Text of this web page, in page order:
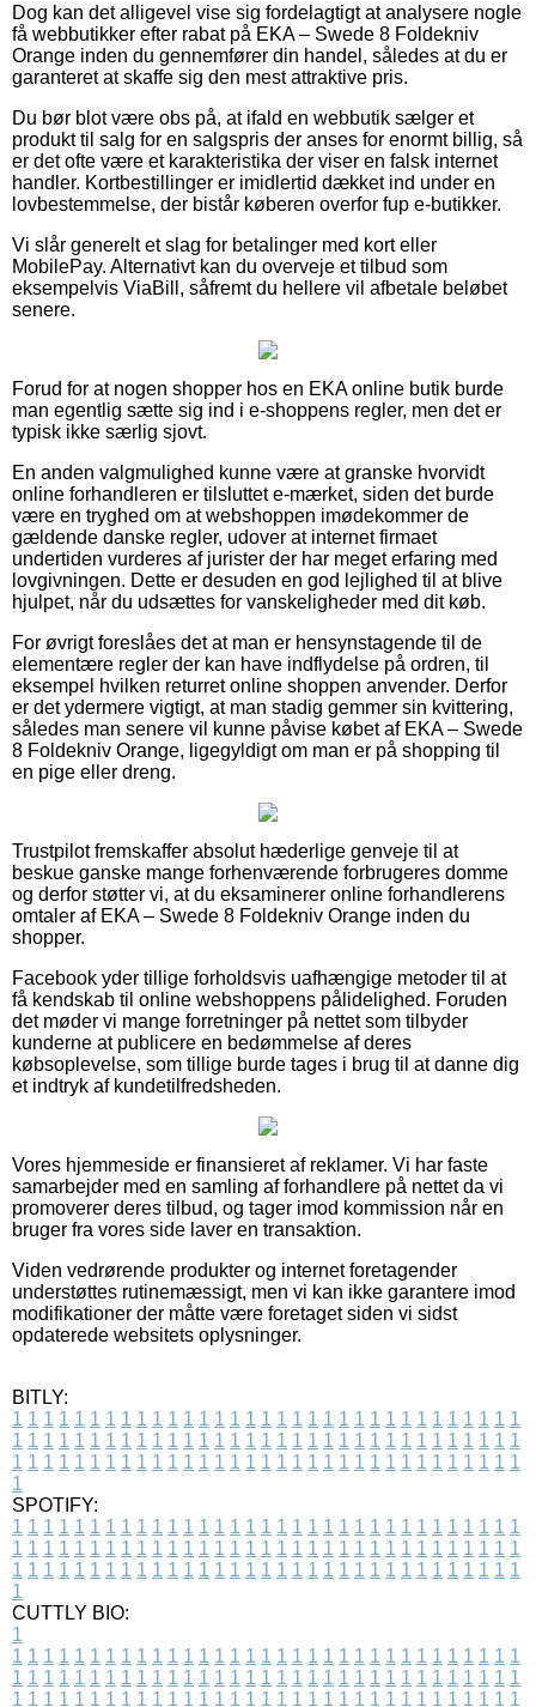
Dog kan det alligevel vise sig fordelagtigt at analysere nogle
få webbutikker efter rabat på EKA – Swede 8 Foldekniv
Orange inden du gennemfører din handel, således at du er
garanteret at skaffe sig den mest attraktive pris.
Du bør blot være obs på, at ifald en webbutik sælger et
produkt til salg for en salgspris der anses for enormt billig, så
er det ofte være et karakteristika der viser en falsk internet
handler. Kortbestillinger er imidlertid dækket ind under en
lovbestemmelse, der bistår køberen overfor fup e-butikker.
Vi slår generelt et slag for betalinger med kort eller
MobilePay. Alternativt kan du overveje et tilbud som
eksempelvis ViaBill, såfremt du hellere vil afbetale beløbet
senere.
Forud for at nogen shopper hos en EKA online butik burde
man egentlig sætte sig ind i e-shoppens regler, men det er
typisk ikke særlig sjovt.
En anden valgmulighed kunne være at granske hvorvidt
online forhandleren er tilsluttet e-mærket, siden det burde
være en tryghed om at webshoppen imødekommer de
gældende danske regler, udover at internet firmaet
undertiden vurderes af jurister der har meget erfaring med
lovgivningen. Dette er desuden en god lejlighed til at blive
hjulpet, når du udsættes for vanskeligheder med dit køb.
For øvrigt foreslåes det at man er hensynstagende til de
elementære regler der kan have indflydelse på ordren, til
eksempel hvilken returret online shoppen anvender. Derfor
er det ydermere vigtigt, at man stadig gemmer sin kvittering,
således man senere vil kunne påvise købet af EKA – Swede
8 Foldekniv Orange, ligegyldigt om man er på shopping til
en pige eller dreng.
Trustpilot fremskaffer absolut hæderlige genveje til at
beskue ganske mange forhenværende forbrugeres domme
og derfor støtter vi, at du eksaminerer online forhandlerens
omtaler af EKA – Swede 8 Foldekniv Orange inden du
shopper.
Facebook yder tillige forholdsvis uafhængige metoder til at
få kendskab til online webshoppens pålidelighed. Foruden
det møder vi mange forretninger på nettet som tilbyder
kunderne at publicere en bedømmelse af deres
købsoplevelse, som tillige burde tages i brug til at danne dig
et indtryk af kundetilfredsheden.
Vores hjemmeside er finansieret af reklamer. Vi har faste
samarbejder med en samling af forhandlere på nettet da vi
promoverer deres tilbud, og tager imod kommission når en
bruger fra vores side laver en transaktion.
Viden vedrørende produkter og internet foretagender
understøttes rutinemæssigt, men vi kan ikke garantere imod
modifikationer der måtte være foretaget siden vi sidst
opdaterede websitets oplysninger.
BITLY:
1 1 1 1 1 1 1 1 1 1 1 1 1 1 1 1 1 1 1 1 1 1 1 1 1 1 1 1 1 1 1 1 1
1 1 1 1 1 1 1 1 1 1 1 1 1 1 1 1 1 1 1 1 1 1 1 1 1 1 1 1 1 1 1 1 1
1 1 1 1 1 1 1 1 1 1 1 1 1 1 1 1 1 1 1 1 1 1 1 1 1 1 1 1 1 1 1 1 1
1
SPOTIFY:
1 1 1 1 1 1 1 1 1 1 1 1 1 1 1 1 1 1 1 1 1 1 1 1 1 1 1 1 1 1 1 1 1
1 1 1 1 1 1 1 1 1 1 1 1 1 1 1 1 1 1 1 1 1 1 1 1 1 1 1 1 1 1 1 1 1
1 1 1 1 1 1 1 1 1 1 1 1 1 1 1 1 1 1 1 1 1 1 1 1 1 1 1 1 1 1 1 1 1
1
CUTTLY BIO:
1
1 1 1 1 1 1 1 1 1 1 1 1 1 1 1 1 1 1 1 1 1 1 1 1 1 1 1 1 1 1 1 1 1
1 1 1 1 1 1 1 1 1 1 1 1 1 1 1 1 1 1 1 1 1 1 1 1 1 1 1 1 1 1 1 1 1
1 1 1 1 1 1 1 1 1 1 1 1 1 1 1 1 1 1 1 1 1 1 1 1 1 1 1 1 1 1 1 1 1